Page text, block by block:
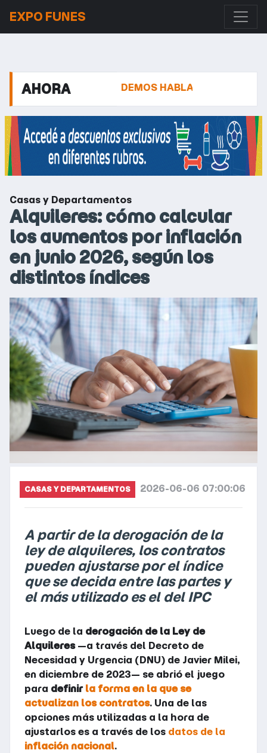
EXPO FUNES
AHORA
EN PH, PODEMOS HABLAR LA DESPEDIDA A
Casas y Departamentos
Alquileres: cómo calcular
los aumentos por inflación
en junio 2026, según los
distintos índices
CASAS Y DEPARTAMENTOS 2026-06-06 07:00:06
A partir de la derogación de la
ley de alquileres, los contratos
pueden ajustarse por el índice
que se decida entre las partes y
el más utilizado es el del IPC
Luego de la derogación de la Ley de
Alquileres—a través del Decreto de
Necesidad y Urgencia (DNU) de Javier Milei,
en diciembre de 2023— se abrió el juego
para definir la forma en la que se
actualizan los contratos. Una de las
opciones más utilizadas a la hora de
ajustarlos es a través de los datos de la
inflación nacional.